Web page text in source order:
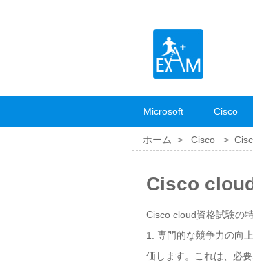
Microsoft Cisco
ホーム > Cisco >
Cisco
Cisco cloud資格試験の
1. 専門的な競争力の向
価します。これは、必